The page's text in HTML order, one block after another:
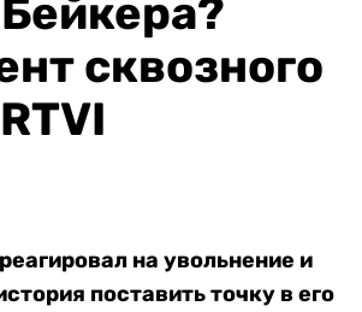
сквозного
на увольнение и
поставить точку в его